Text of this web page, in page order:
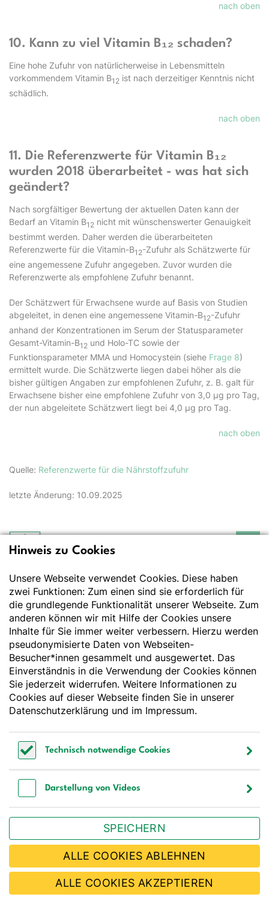
nach oben
10. Kann zu viel Vitamin B₁₂ schaden?
Eine hohe Zufuhr von natürlicherweise in Lebensmitteln
vorkommendem Vitamin B12 ist nach derzeitiger Kenntnis nicht
schädlich.
nach oben
11. Die Referenzwerte für Vitamin B₁₂
wurden 2018 überarbeitet - was hat sich
geändert?
Nach sorgfältiger Bewertung der aktuellen Daten kann der
Bedarf an Vitamin B12 nicht mit wünschenswerter Genauigkeit
bestimmt werden. Daher werden die überarbeiteten
Referenzwerte für die Vitamin-B12-Zufuhr als Schätzwerte für
eine angemessene Zufuhr angegeben. Zuvor wurden die
Referenzwerte als empfohlene Zufuhr benannt.
Der Schätzwert für Erwachsene wurde auf Basis von Studien
abgeleitet, in denen eine angemessene Vitamin-B12-Zufuhr
anhand der Konzentrationen im Serum der Statusparameter
Gesamt-Vitamin-B12 und Holo-TC sowie der
Funktionsparameter MMA und Homocystein (siehe Frage 8)
ermittelt wurde. Die Schätzwerte liegen dabei höher als die
bisher gültigen Angaben zur empfohlenen Zufuhr, z. B. galt für
Erwachsene bisher eine empfohlene Zufuhr von 3,0 µg pro Tag,
der nun abgeleitete Schätzwert liegt bei 4,0 µg pro Tag.
nach oben
Quelle: Referenzwerte für die Nährstoffzufuhr
letzte Änderung: 10.09.2025
Deutsche Gesellschaft
Der Wissenschaft verpflichtet - Ihre Partnerin für
Essen und Trinken
Deutsche Gesellschaft für Ernährung e. V.
Godesberger Allee 136
53175 Bonn
Tel:+49 228 3776-600
Fax:+49 228 3776-800
E-Mail: webmaster@dge.de
[socialLinksTitle]
Bestellen Sie unseren Newsletter
JETZT ABONNIEREN
Hinweis zu Cookies
Unsere Webseite verwendet Cookies. Diese haben
zwei Funktionen: Zum einen sind sie erforderlich für
die grundlegende Funktionalität unserer Webseite. Zum
anderen können wir mit Hilfe der Cookies unsere
Inhalte für Sie immer weiter verbessern. Hierzu werden
pseudonymisierte Daten von Webseiten-
Besucher*innen gesammelt und ausgewertet. Das
Einverständnis in die Verwendung der Cookies können
Sie jederzeit widerrufen. Weitere Informationen zu
Cookies auf dieser Webseite finden Sie in unserer
Datenschutzerklärung und im Impressum.
Technisch notwendige Cookies
Darstellung von Videos
SPEICHERN
ALLE COOKIES ABLEHNEN
ALLE COOKIES AKZEPTIEREN